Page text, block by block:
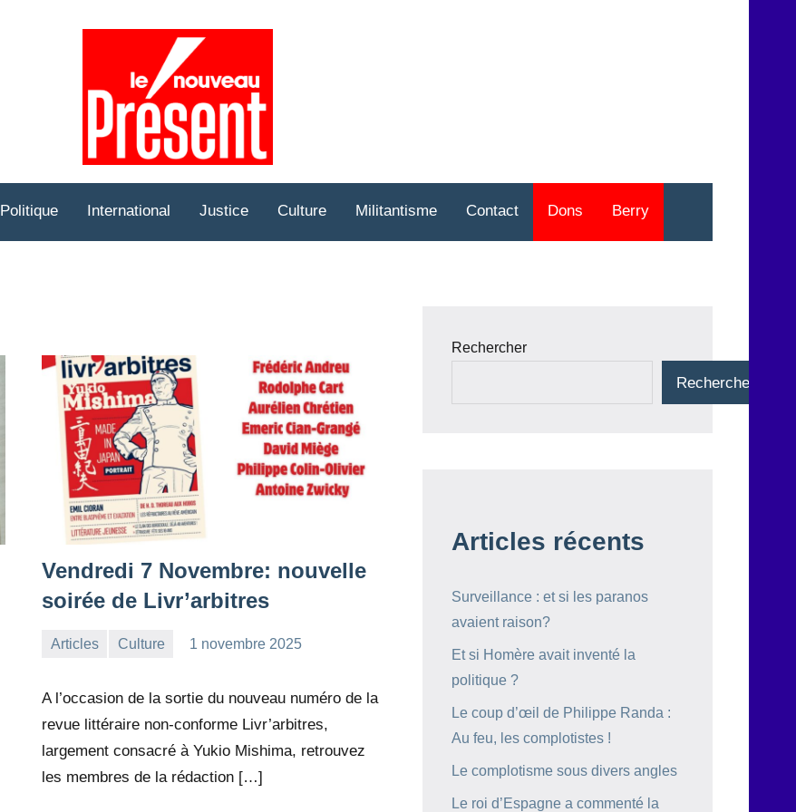
Politique International Justice Culture Militantisme Contact Dons Berry
Vendredi 7 Novembre: nouvelle
soirée de Livr’arbitres
Articles Culture
1 novembre 2025
A l’occasion de la sortie du nouveau numéro de la
revue littéraire non-conforme Livr’arbitres,
largement consacré à Yukio Mishima, retrouvez
les membres de la rédaction […]
Rechercher
Rechercher
Articles récents
Surveillance : et si les paranos
avaient raison?
Et si Homère avait inventé la
politique ?
Le coup d’œil de Philippe Randa :
Au feu, les complotistes !
Le complotisme sous divers angles
Le roi d’Espagne a commenté la